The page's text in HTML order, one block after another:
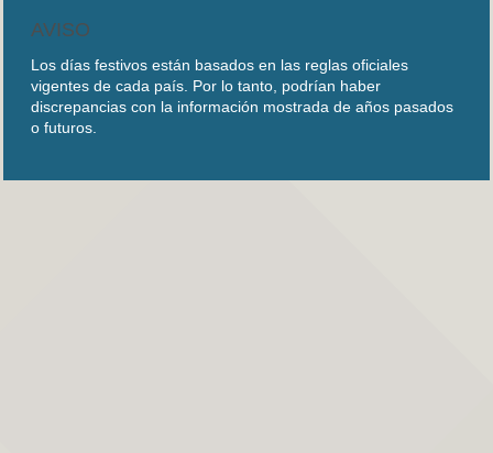
AVISO
Los días festivos están basados en las reglas oficiales
vigentes de cada país. Por lo tanto, podrían haber
discrepancias con la información mostrada de años pasados
o futuros.